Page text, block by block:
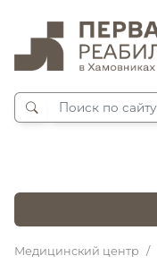
Медицинский центр